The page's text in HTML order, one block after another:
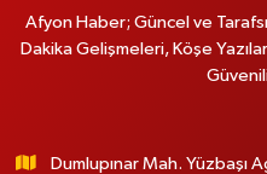
Afyon Haber; Güncel ve
Dakika Gelişmeleri, Köşe
Dumlupınar Mah. Yüzbaşı